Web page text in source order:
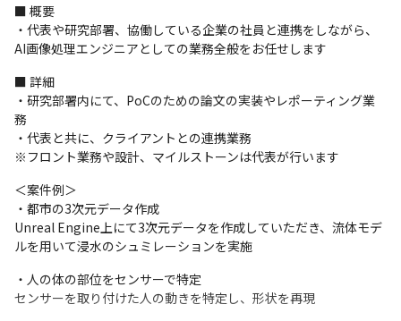
■ 概要
・代表や研究部署、協働している企業の社員と連携をしながら、
AI画像処理エンジニアとしての業務全般をお任せします
■ 詳細
・研究部署内にて、PoCのための論文の実装やレポーティング業
務
・代表と共に、クライアントとの連携業務
※フロント業務や設計、マイルストーンは代表が行います
＜案件例＞
・都市の3次元データ作成
Unreal Engine上にて3次元データを作成していただき、流体モデ
ルを用いて浸水のシュミレーションを実施
・人の体の部位をセンサーで特定
センサーを取り付けた人の動きを特定し、形状を再現